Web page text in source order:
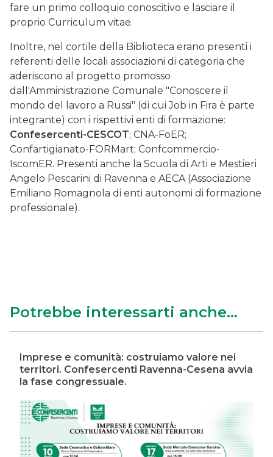
fare un primo colloquio conoscitivo e lasciare il
proprio Curriculum vitae.
Inoltre, nel cortile della Biblioteca erano presenti i
referenti delle locali associazioni di categoria che
aderiscono al progetto promosso
dall'Amministrazione Comunale "Conoscere il
mondo del lavoro a Russi" (di cui Job in Fira è parte
integrante) con i rispettivi enti di formazione:
Confesercenti-CESCOT; CNA-FoER;
Confartigianato-FORMart; Confcommercio-
IscomER. Presenti anche la Scuola di Arti e Mestieri
Angelo Pescarini di Ravenna e AECA (Associazione
Emiliano Romagnola di enti autonomi di formazione
professionale).
Potrebbe interessarti anche...
Imprese e comunità: costruiamo valore nei
territori. Confesercenti Ravenna-Cesena avvia
la fase congressuale.